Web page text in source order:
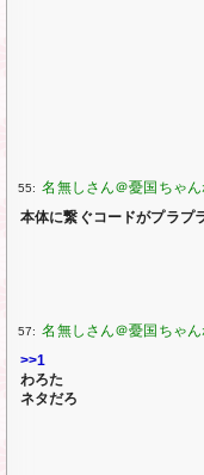
55:
本体に繋ぐコードがプラプ
57:
>>1
わろた
ネタだろ